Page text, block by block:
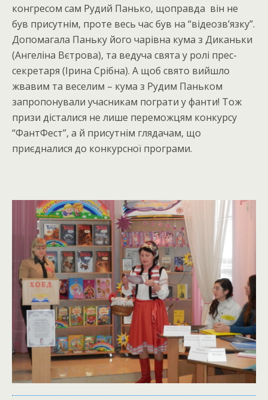
конгресом сам Рудий Панько, щоправда він не
був присутнім, проте весь час був на “відеозв’язку”.
Допомагала Паньку його чарівна кума з Диканьки
(Ангеліна Вєтрова), та ведуча свята у ролі прес-
секретаря (Ірина Срібна). А щоб свято вийшло
жвавим та веселим – кума з Рудим Паньком
запропонували учасникам пограти у фанти! Тож
призи дісталися не лише переможцям конкурсу
“ФантФест”, а й присутнім глядачам, що
приєдналися до конкурсної програми.